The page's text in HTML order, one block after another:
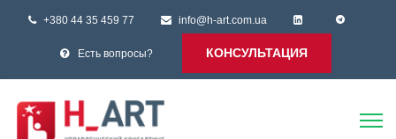
+380 44 35 459 77 info@h-art.com.ua
Есть вопросы? КОНСУЛЬТАЦИЯ